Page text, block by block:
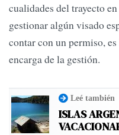
cualidades del trayecto
gestionar algún visado
contar con un permiso,
encarga de la gestión.
Leé también
ISLAS